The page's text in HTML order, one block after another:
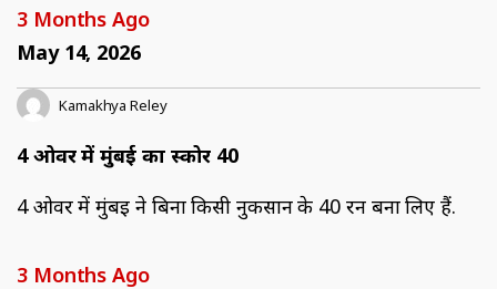
3 Months Ago
May 14, 2026
Kamakhya Reley
4 ओवर में मुंबई का स्कोर 40
4 ओवर में मुंबई ने बिना किसी नुकसान के 40 रन बना लिए हैं.
3 Months Ago